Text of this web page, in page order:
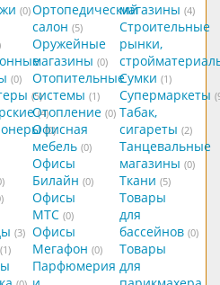
(0)
(0)
(5)
(4)
(0)
(3)
(1)
Ортопедический
салон (5)
Оружейные
магазины (0)
Отопительные
системы (1)
Отопление (0)
Офисная
мебель (0)
Офисы
Билайн (0)
Офисы
МТС (0)
Офисы
Мегафон (0)
Парфюмерия
магазины (4)
Строительные
рынки,
Сумки (1)
Супермаркеты
Табак,
сигареты (2)
Танцевальные
магазины (0)
Ткани (5)
Товары
для
бассейнов (0)
Товары
для